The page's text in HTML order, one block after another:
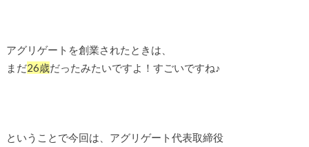
アグリゲートを創業されたときは、
まだ26歳だったみたいですよ！すごいですね♪
ということで今回は、アグリゲート代表取締役